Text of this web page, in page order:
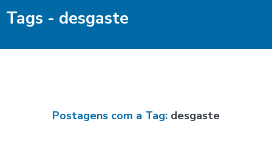
Tags - desgaste
Postagens com a Tag: desgaste